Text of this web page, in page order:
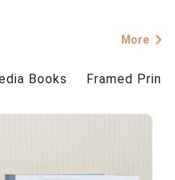
More
Books Framed